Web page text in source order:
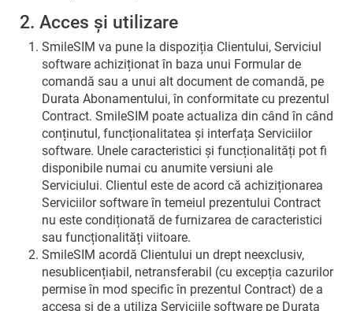
2. Acces și utilizare
SmileSIM va pune la dispoziția Clientului, Serviciul
software achiziționat în baza unui Formular de
comandă sau a unui alt document de comandă, pe
Durata Abonamentului, în conformitate cu prezentul
Contract. SmileSIM poate actualiza din când în când
conținutul, funcționalitatea și interfața Serviciilor
software. Unele caracteristici și funcționalități pot fi
disponibile numai cu anumite versiuni ale
Serviciului. Clientul este de acord că achiziționarea
Serviciilor software în temeiul prezentului Contract
nu este condiționată de furnizarea de caracteristici
sau funcționalități viitoare.
SmileSIM acordă Clientului un drept neexclusiv,
nesublicențiabil, netransferabil (cu excepția cazurilor
permise în mod specific în prezentul Contract) de a
accesa și de a utiliza Serviciile software pe Durata